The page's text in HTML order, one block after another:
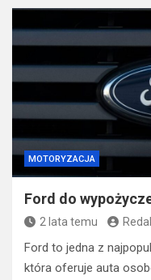
MOTORYZACJA
Ford do
2 lata temu
Ford to jedna z
która oferuje auta